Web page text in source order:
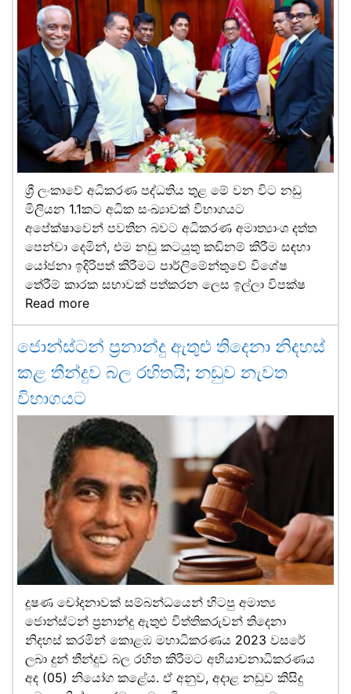
ශ්‍රී ලංකාවේ අධිකරණ පද්ධතිය තුළ මේ වන විට නඩු
මිලියන 1.1කට අධික සංඛ්‍යාවක් විභාගයට
අපේක්ෂාවෙන් පවතින බවට අධිකරණ අමාත්‍යාංශ දත්ත
පෙන්වා දෙමින්, එම නඩු කටයුතු කඩිනම් කිරීම සඳහා
යෝජනා ඉදිරිපත් කිරීමට පාර්ලිමේන්තුවේ විශේෂ
තේරීම් කාරක සභාවක් පත්කරන ලෙස ඉල්ලා විපක්ෂ
Read more
ජොන්ස්ටන් ප්‍රනාන්දු ඇතුළු තිදෙනා නිදහස්
කළ තීන්දුව බල රහිතයි; නඩුව නැවත
විභාගයට
දූෂණ චෝදනාවක් සම්බන්ධයෙන් හිටපු අමාත්‍ය
ජොන්ස්ටන් ප්‍රනාන්දු ඇතුළු විත්තිකරුවන් තිදෙනා
නිදහස් කරමින් කොළඹ මහාධිකරණය 2023 වසරේ
ලබා දුන් තීන්දුව බල රහිත කිරීමට අභියාචනාධිකරණය
අද (05) නියෝග කළේය. ඒ අනුව, අදාළ නඩුව කිසිදු